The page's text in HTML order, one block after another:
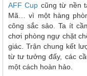
AFF Cup cũng từ nền
Mã… vì một hàng
công sắc sảo. Ta ít
chơi phòng ngự chặt
giác. Trận chung kết
từ tư tưởng đấy, các
một cách hoàn hảo.